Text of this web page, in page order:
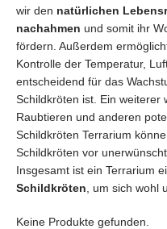
wir den natürlichen
nachahmen und somit ihr
fördern. Außerdem
Kontrolle der Temperatur,
entscheidend für das
Schildkröten ist. Ein weiterer
Raubtieren und anderen
Schildkröten Terrarium
Schildkröten vor
Insgesamt ist ein Terrarium
Schildkröten , um sich wohl
Keine Produkte gefunden.